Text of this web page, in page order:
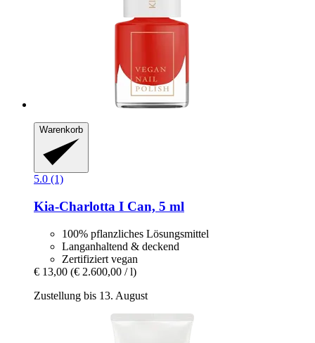
Warenkorb
5.0 (1)
Kia-Charlotta I Can, 5 ml
100% pflanzliches Lösungsmittel
Langanhaltend & deckend
Zertifiziert vegan
€ 13,00 (€ 2.600,00 / l)
Zustellung bis 13. August